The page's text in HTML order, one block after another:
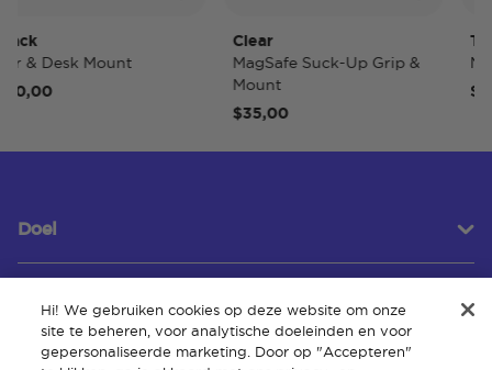
Desk Mount
Clear
MagSafe Suck-Up Grip &
Mount
$35,00
Doel
Klantenservice
Hi! We gebruiken cookies op deze website om onze
site te beheren, voor analytische doeleinden en voor
gepersonaliseerde marketing. Door op "Accepteren"